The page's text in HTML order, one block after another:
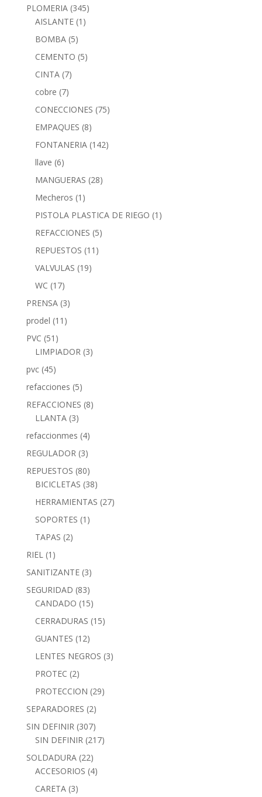
PLOMERIA (345)
AISLANTE (1)
BOMBA (5)
CEMENTO (5)
CINTA (7)
cobre (7)
CONECCIONES (75)
EMPAQUES (8)
FONTANERIA (142)
llave (6)
MANGUERAS (28)
Mecheros (1)
PISTOLA PLASTICA DE RIEGO (1)
REFACCIONES (5)
REPUESTOS (11)
VALVULAS (19)
WC (17)
PRENSA (3)
prodel (11)
PVC (51)
LIMPIADOR (3)
pvc (45)
refacciones (5)
REFACCIONES (8)
LLANTA (3)
refaccionmes (4)
REGULADOR (3)
REPUESTOS (80)
BICICLETAS (38)
HERRAMIENTAS (27)
SOPORTES (1)
TAPAS (2)
RIEL (1)
SANITIZANTE (3)
SEGURIDAD (83)
CANDADO (15)
CERRADURAS (15)
GUANTES (12)
LENTES NEGROS (3)
PROTEC (2)
PROTECCION (29)
SEPARADORES (2)
SIN DEFINIR (307)
SIN DEFINIR (217)
SOLDADURA (22)
ACCESORIOS (4)
CARETA (3)